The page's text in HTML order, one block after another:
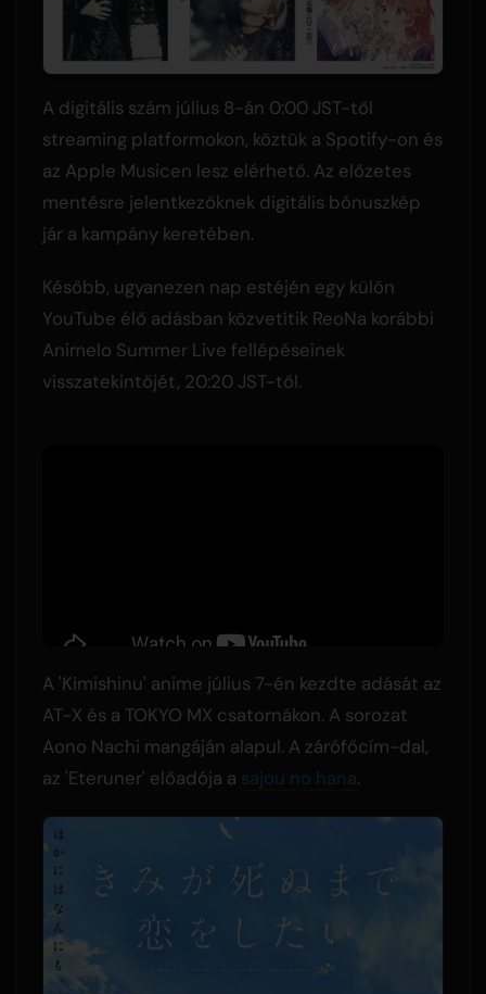
A digitális szám július 8-án 0:00 JST-től
streaming platformokon, köztük a Spotify-on és
az Apple Musicen lesz elérhető. Az előzetes
mentésre jelentkezőknek digitális bónuszkép
jár a kampány keretében.
Később, ugyanezen nap estéjén egy külön
YouTube élő adásban közvetítik ReoNa korábbi
Animelo Summer Live fellépéseinek
visszatekintőjét, 20:20 JST-től.
A 'Kimishinu' anime július 7-én kezdte adását az
AT-X és a TOKYO MX csatornákon. A sorozat
Aono Nachi mangáján alapul. A zárófőcím-dal,
az 'Eteruner' előadója a sajou no hana.